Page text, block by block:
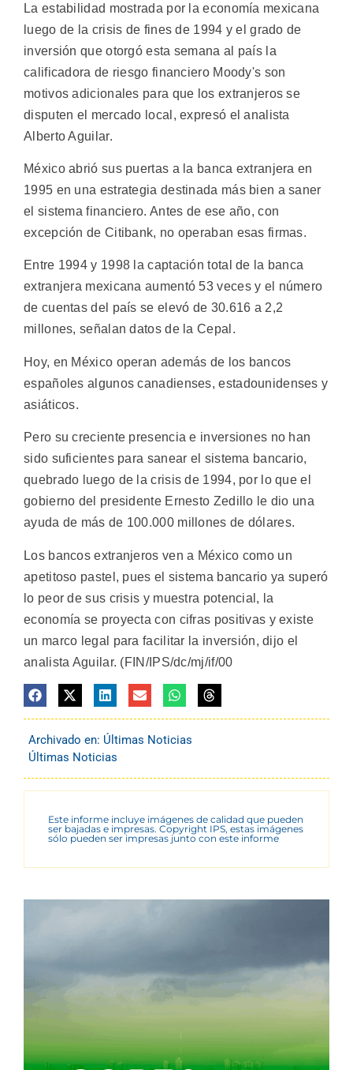
La estabilidad mostrada por la economía mexicana
luego de la crisis de fines de 1994 y el grado de
inversión que otorgó esta semana al país la
calificadora de riesgo financiero Moody's son
motivos adicionales para que los extranjeros se
disputen el mercado local, expresó el analista
Alberto Aguilar.
México abrió sus puertas a la banca extranjera en
1995 en una estrategia destinada más bien a saner
el sistema financiero. Antes de ese año, con
excepción de Citibank, no operaban esas firmas.
Entre 1994 y 1998 la captación total de la banca
extranjera mexicana aumentó 53 veces y el número
de cuentas del país se elevó de 30.616 a 2,2
millones, señalan datos de la Cepal.
Hoy, en México operan además de los bancos
españoles algunos canadienses, estadounidenses y
asiáticos.
Pero su creciente presencia e inversiones no han
sido suficientes para sanear el sistema bancario,
quebrado luego de la crisis de 1994, por lo que el
gobierno del presidente Ernesto Zedillo le dio una
ayuda de más de 100.000 millones de dólares.
Los bancos extranjeros ven a México como un
apetitoso pastel, pues el sistema bancario ya superó
lo peor de sus crisis y muestra potencial, la
economía se proyecta con cifras positivas y existe
un marco legal para facilitar la inversión, dijo el
analista Aguilar. (FIN/IPS/dc/mj/if/00
Archivado en: Últimas Noticias
Últimas Noticias
Este informe incluye imágenes de calidad que pueden
ser bajadas e impresas. Copyright IPS, estas imágenes
sólo pueden ser impresas junto con este informe